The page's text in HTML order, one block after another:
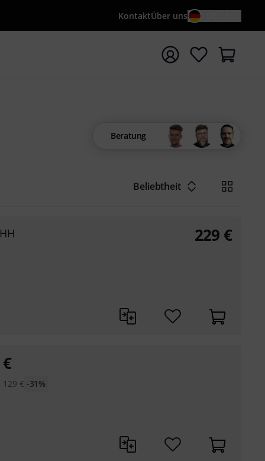
KontaktÜber uns
mit Suchwort {searchTerm} starten
Beratung
Beliebtheit
229 €
€
129 € -31%